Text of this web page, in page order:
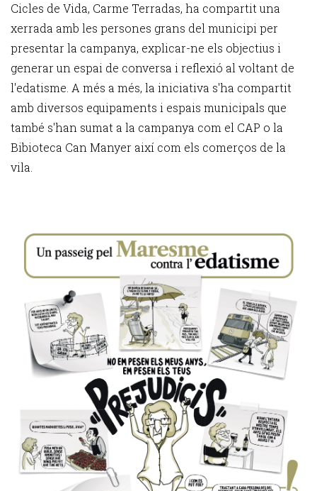
Cicles de Vida, Carme Terradas, ha compartit una
xerrada amb les persones grans del municipi per
presentar la campanya, explicar-ne els objectius i
generar un espai de conversa i reflexió al voltant de
l'edatisme. A més a més, la iniciativa s'ha compartit
amb diversos equipaments i espais municipals que
també s'han sumat a la campanya com el CAP o la
Bibioteca Can Manyer així com els comerços de la
vila.